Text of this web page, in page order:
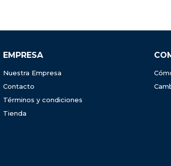
EMPRESA
Nuestra Empresa
Contacto
Términos y condiciones
Tienda